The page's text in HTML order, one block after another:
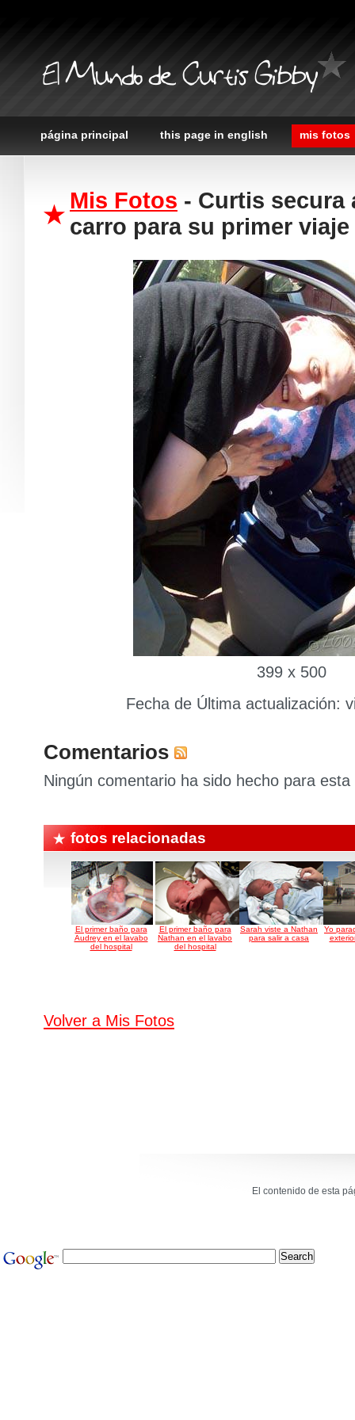
El Mundo de Curtis Gibby
página principal this page in english mis fotos
Mis Fotos - Curtis secura
carro para su primer viaje
399 x 500
Fecha de Última actualización:
Comentarios
Ningún comentario ha sido hecho para esta
fotos relacionadas
El primer baño para
Audrey en el lavabo
del hospital
El primer baño para
Nathan en el lavabo
del hospital
Sarah viste a Nathan
para salir a casa
Yo
Volver a Mis Fotos
El contenido de esta